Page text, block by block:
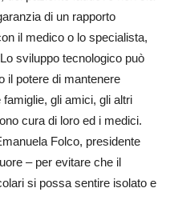
di un rapporto
il medico o lo specialista,
sviluppo tecnologico può
il potere di mantenere
gli amici, gli altri
cura di loro ed i medici.
Folco, presidente
– per evitare che il
si possa sentire isolato e